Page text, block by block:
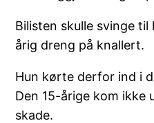
Bilisten skulle svinge
årig dreng på knallert.
Hun kørte derfor ind i
Den 15-årige kom ikke
skade.